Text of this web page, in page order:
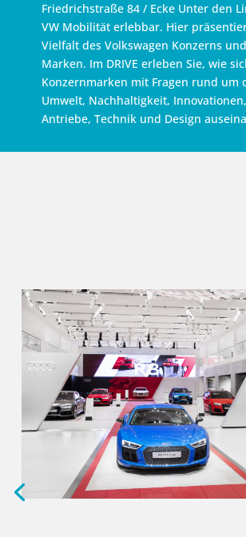
Friedrichstraße 84 / Ecke Unter den
VW Mobilität erlebbar. Hier
Vielfalt des Volkswagen Konzerns
Marken. Im DRIVE erleben Sie, wie
Konzernmarken mit Fragen rund um
Umwelt, Nachhaltigkeit,
Antriebe, Technik und Design